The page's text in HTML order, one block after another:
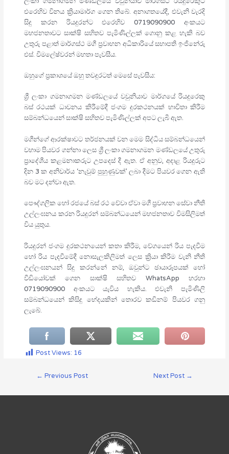
එරෙහිව විනය ක්‍රියාමාර්ග ගෙන තිබේ. අනාගතයේදී, එවැනි වැරදි
සිදු කරන රියදුරන්ට එරෙහිව 0719090900 අංකයට
මහජනතාවට සාක්ෂි සහිතව පැමිණිල්ලක් ගොනු කළ හැකි බව
උතුරු පළාත් මාර්ගස්ථ මගී ප්‍රවාහන අධිකාරියේ සභාපති ඉංජිනේරු
එස්. විමලේෂ්වරන් මහතා පැවසීය.
ඔහුගේ ප්‍රකාශයේ ඔහු තවදුරටත් මෙසේ පැවසීය:
ශ්‍රී ලංකා ගමනාගමන මණ්ඩලයේ වවුනියාව මාර්ගයේ රියදුරෙකු
බස් රථයක් ධාවනය කිරීමේදී ජංගම දුරකථනයක් භාවිතා කිරීම
සම්බන්ධයෙන් සාක්ෂි සහිතව පැමිණිල්ලක් අපට ලැබී ඇත.
මගීන්ගේ ආරක්ෂාවට තර්ජනයක් වන මෙම සිද්ධිය සම්බන්ධයෙන්
වහාම පියවර ගන්නා ලෙස ශ්‍රී ලංකා ගමනාගමන මණ්ඩලයේ උතුරු
ප්‍රාදේශීය කළමනාකරුට උපදෙස් දී ඇත. ඒ අනුව, අදාළ රියදුරුට
දින 3 ක අනිවාර්ය ‘නැවුම් පුහුණුවක්’ ලබා දීමට පියවර ගෙන ඇති
බව මට දන්වා ඇත.
පෞද්ගලික හෝ රජයේ බස් රථ වේවා ඒවා මගී ප්‍රවාහන සේවා නීති
උල්ලංඝනය කරන රියදුරන් සම්බන්ධයෙන් මහජනතාව විමසිලිමත්
විය යුතුය.
රියදුරන් ජංගම දුරකථනයෙන් කතා කිරීම, වේගයෙන් රිය පැදවීම
හෝ රිය පැදවීමේදී නොසැලකිලිමත් ලෙස ක්‍රියා කිරීම වැනි නීති
උල්ලංඝනයන් සිදු කරන්නේ නම්, ඔවුන්ට ඡායාරූපයක් හෝ
වීඩියෝවක් ගෙන සාක්ෂි සහිතව WhatsApp හරහා
0719090900 අංකයට යැවිය හැකිය. එවැනි පැමිණිලි
සම්බන්ධයෙන් කිසිදු භේදයකින් තොරව කඩිනම් පියවර ගනු
ලැබේ.
Post Views: 16
← Previous Post Next Post →